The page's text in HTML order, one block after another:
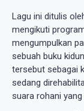
Lagu ini ditulis
mengikuti
mengumpulkan
sebuah buku
tersebut sebagai
sedang
suara rohani